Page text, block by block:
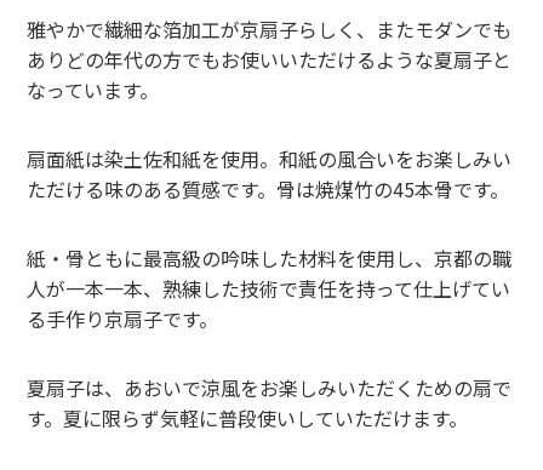
雅やかで繊細な箔加工が京扇子らしく、またモダンでも
ありどの年代の方でもお使いいただけるような夏扇子と
なっています。
扇面紙は染土佐和紙を使用。和紙の風合いをお楽しみい
ただける味のある質感です。骨は焼煤竹の45本骨です。
紙・骨ともに最高級の吟味した材料を使用し、京都の職
人が一本一本、熟練した技術で責任を持って仕上げてい
る手作り京扇子です。
夏扇子は、あおいで涼風をお楽しみいただくための扇で
す。夏に限らず気軽に普段使いしていただけます。